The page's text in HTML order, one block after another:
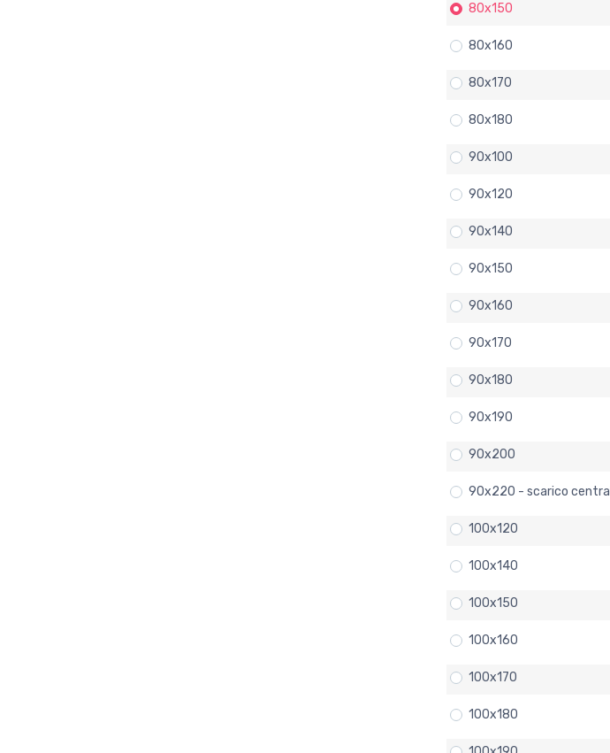
80x150
80x160
80x170
80x180
90x100
90x120
90x140
90x150
90x160
90x170
90x180
90x190
90x200
90x220 - scarico
100x120
100x140
100x150
100x160
100x170
100x180